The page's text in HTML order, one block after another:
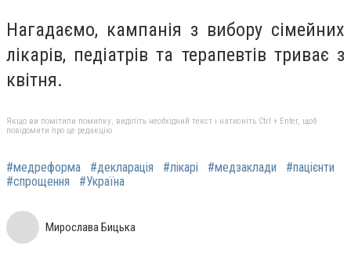
Нагадаємо, кампанія з вибору сімейних
лікарів, педіатрів та терапевтів триває з
квітня.
Якщо ви помітили помилку, виділіть необхідний текст і натисніть Ctrl + Enter, щоб
повідомити про це редакцію
#медреформа #декларація #лікарі #медзаклади
#пацієнти
#спрощення
#Україна
Мирослава Бицька